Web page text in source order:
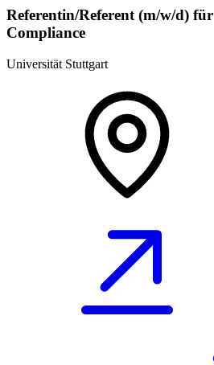
Referentin/Referent (m/w/d)
Compliance
Universität Stuttgart